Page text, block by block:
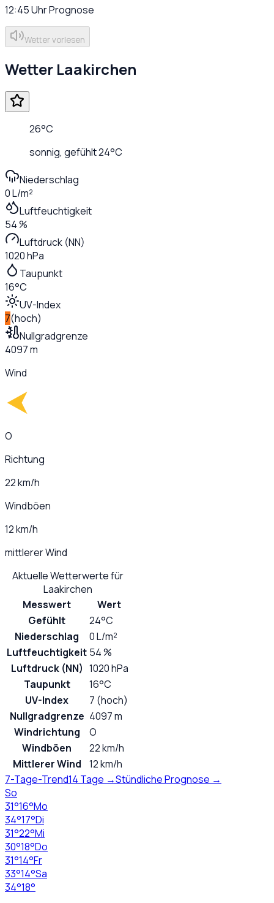
12:45UhrPrognose
Wetter vorlesen
Wetter Laakirchen
26°C
sonnig, gefühlt24°C
Niederschlag
0 L/m²
Luftfeuchtigkeit
54 %
Luftdruck (NN)
1020 hPa
Taupunkt
16°C
UV-Index
7(hoch)
Nullgradgrenze
4097 m
Wind
O
Richtung
22 km/h
Windböen
12 km/h
mittlerer Wind
Aktuelle Wetterwerte für
Laakirchen
Messwert
Wert
Gefühlt
24°C
Niederschlag
0 L/m²
Luftfeuchtigkeit 54 %
Luftdruck (NN) 1020 hPa
Taupunkt
16°C
UV-Index
7 (hoch)
Nullgradgrenze 4097 m
Windrichtung
O
Windböen
22 km/h
Mittlerer Wind
12 km/h
7-Tage-Trend14 Tage →Stündliche Prognose →
So
31°16°Mo
34°17°Di
31°22°Mi
30°18°Do
31°14°Fr
33°14°Sa
34°18°